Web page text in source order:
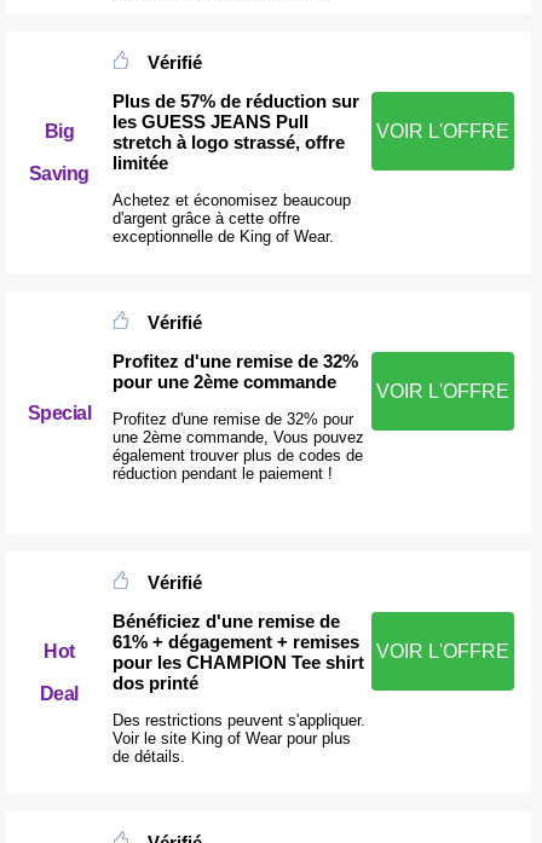
Big
Saving
Vérifié
Plus de 57% de réduction sur
les GUESS JEANS Pull
stretch à logo strassé, offre
limitée
Achetez et économisez beaucoup
d'argent grâce à cette offre
exceptionnelle de King of Wear.
VOIR L'OFFRE
Special
Vérifié
Profitez d'une remise de 32%
pour une 2ème commande
Profitez d'une remise de 32% pour
une 2ème commande, Vous pouvez
également trouver plus de codes de
réduction pendant le paiement !
VOIR L'OFFRE
Hot
Deal
Vérifié
Bénéficiez d'une remise de
61% + dégagement + remises
pour les CHAMPION Tee shirt
dos printé
Des restrictions peuvent s'appliquer.
Voir le site King of Wear pour plus
de détails.
VOIR L'OFFRE